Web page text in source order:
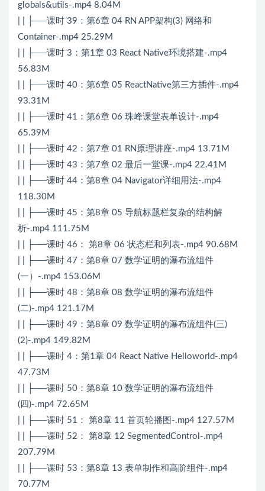
globals&utils-.mp4 8.04M
| | ├──课时 39：第6章 04 RN APP架构(3) 网络和
Container-.mp4 25.29M
| | ├──课时 3：第1章 03 React Native环境搭建-.mp4
56.83M
| | ├──课时 40：第6章 05 ReactNative第三方插件-.mp4
93.31M
| | ├──课时 41：第6章 06 珠峰课堂表单设计-.mp4
65.39M
| | ├──课时 42：第7章 01 RN原理讲座-.mp4 13.71M
| | ├──课时 43：第7章 02 最后一堂课-.mp4 22.41M
| | ├──课时 44：第8章 04 Navigator详细用法-.mp4
118.30M
| | ├──课时 45：第8章 05 导航标题栏复杂的结构解
析-.mp4 111.75M
| | ├──课时 46： 第8章 06 状态栏和列表-.mp4 90.68M
| | ├──课时 47：第8章 07 数学证明的瀑布流组件
(一）-.mp4 153.06M
| | ├──课时 48：第8章 08 数学证明的瀑布流组件
(二)-.mp4 121.17M
| | ├──课时 49：第8章 09 数学证明的瀑布流组件(三)
(2)-.mp4 149.82M
| | ├──课时 4：第1章 04 React Native Helloworld-.mp4
47.73M
| | ├──课时 50：第8章 10 数学证明的瀑布流组件
(四)-.mp4 72.65M
| | ├──课时 51： 第8章 11 首页轮播图-.mp4 127.57M
| | ├──课时 52： 第8章 12 SegmentedControl-.mp4
207.79M
| | ├──课时 53：第8章 13 表单制作和高阶组件-.mp4
70.77M